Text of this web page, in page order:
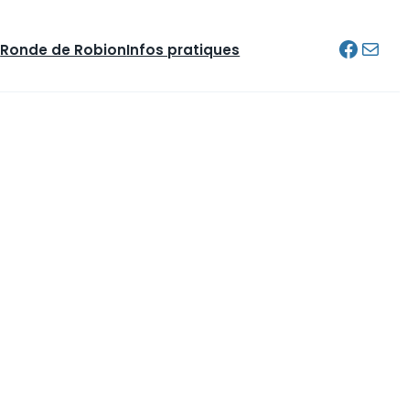
Ronde de RobionInfos pratiques E-mail